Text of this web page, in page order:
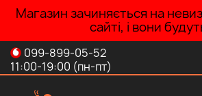
Магазин зачиняється на
сайті, і вони
099-899-05-52
11:00-19:00 (пн-пт)